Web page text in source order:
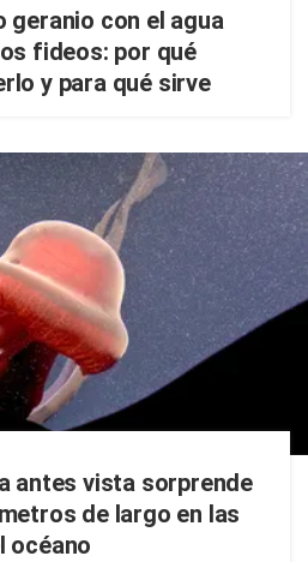
geranio con el agua
fideos: por qué
y para qué sirve
antes vista sorprende
de largo en las
océano